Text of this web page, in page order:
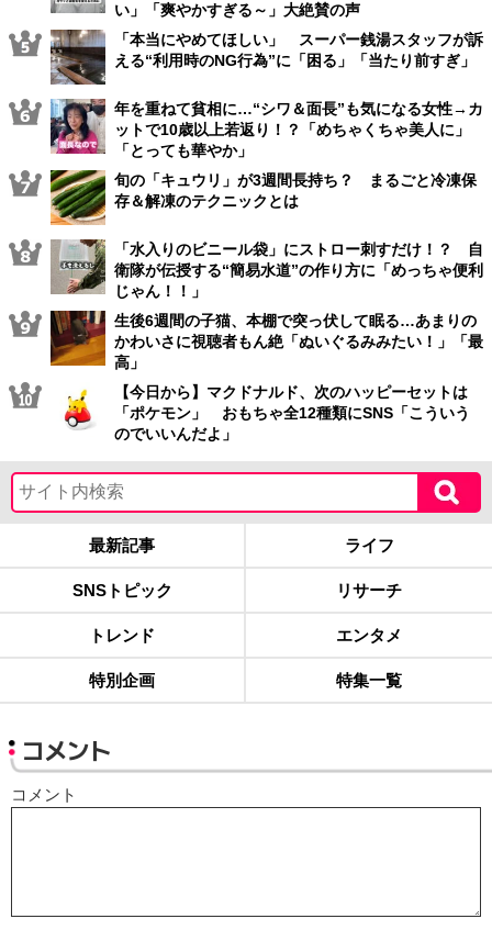
い」「爽やかすぎる～」大絶賛の声
「本当にやめてほしい」 スーパー銭湯スタッフが訴
える“利用時のNG行為”に「困る」「当たり前すぎ」
年を重ねて貧相に…“シワ＆面長”も気になる女性→カ
ットで10歳以上若返り！？「めちゃくちゃ美人に」
「とっても華やか」
旬の「キュウリ」が3週間長持ち？ まるごと冷凍保
存＆解凍のテクニックとは
「水入りのビニール袋」にストロー刺すだけ！？ 自
衛隊が伝授する“簡易水道”の作り方に「めっちゃ便利
じゃん！！」
生後6週間の子猫、本棚で突っ伏して眠る…あまりの
かわいさに視聴者もん絶「ぬいぐるみみたい！」「最
高」
【今日から】マクドナルド、次のハッピーセットは
「ポケモン」 おもちゃ全12種類にSNS「こういう
のでいいんだよ」
最新記事 ライフ
SNSトピック リサーチ
トレンド エンタメ
特別企画 特集一覧
コメント
コメント